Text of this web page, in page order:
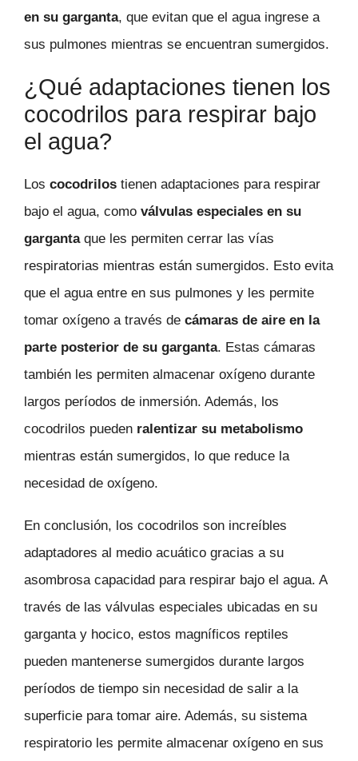
en su garganta, que evitan que el agua ingrese a
sus pulmones mientras se encuentran sumergidos.
¿Qué adaptaciones tienen los
cocodrilos para respirar bajo
el agua?
Los cocodrilos tienen adaptaciones para respirar
bajo el agua, como válvulas especiales en su
gargantaque les permiten cerrar las vías
respiratorias mientras están sumergidos. Esto evita
que el agua entre en sus pulmones y les permite
tomar oxígeno a través de cámaras de aire en la
parte posterior de su garganta. Estas cámaras
también les permiten almacenar oxígeno durante
largos períodos de inmersión. Además, los
cocodrilos pueden ralentizar su metabolismo
mientras están sumergidos, lo que reduce la
necesidad de oxígeno.
En conclusión, los cocodrilos son increíbles
adaptadores al medio acuático gracias a su
asombrosa capacidad para respirar bajo el agua. A
través de las válvulas especiales ubicadas en su
garganta y hocico, estos magníficos reptiles
pueden mantenerse sumergidos durante largos
períodos de tiempo sin necesidad de salir a la
superficie para tomar aire. Además, su sistema
respiratorio les permite almacenar oxígeno en sus